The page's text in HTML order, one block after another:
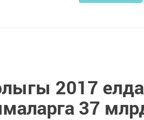
2017 елда
37